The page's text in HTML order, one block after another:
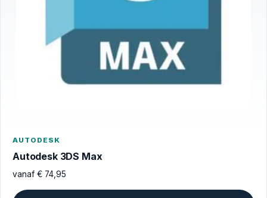
AUTODESK
Autodesk 3DS Max
vanaf € 74,95